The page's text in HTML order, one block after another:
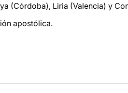
(Córdoba), Liria (Valencia) y
apostólica.